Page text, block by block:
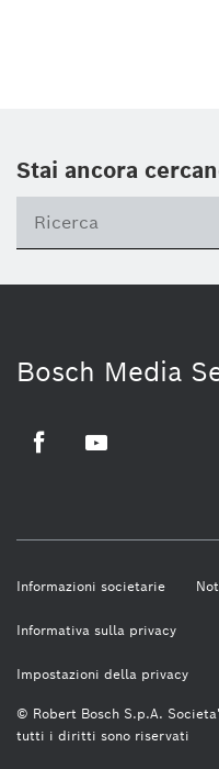
Stai ancora
Bosch Media
© Robert Bosch S.p.A.
tutti i diritti sono riservati
Informazioni societarie
Informativa sulla privacy
Impostazioni della privacy